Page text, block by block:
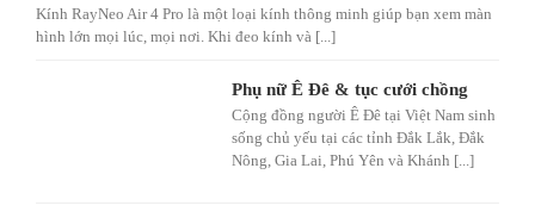
Kính RayNeo Air 4 Pro là một loại kính thông minh giúp bạn xem màn
hình lớn mọi lúc, mọi nơi. Khi đeo kính và [...]
Phụ nữ Ê Đê & tục cưới chồng
Cộng đồng người Ê Đê tại Việt Nam sinh
sống chủ yếu tại các tỉnh Đắk Lắk, Đắk
Nông, Gia Lai, Phú Yên và Khánh [...]